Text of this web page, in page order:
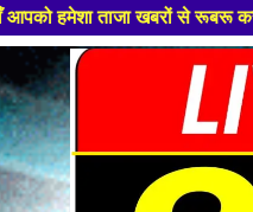
खबरों से रूबरू कराया
Skip
to
content